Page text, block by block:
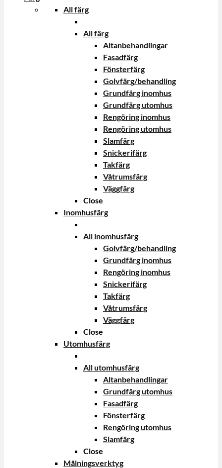
All färg
All färg
Altanbehandlingar
Fasadfärg
Fönsterfärg
Golvfärg/behandling
Grundfärg inomhus
Grundfärg utomhus
Rengöring inomhus
Rengöring utomhus
Slamfärg
Snickerifärg
Takfärg
Våtrumsfärg
Väggfärg
Close
Inomhusfärg
All inomhusfärg
Golvfärg/behandling
Grundfärg inomhus
Rengöring inomhus
Snickerifärg
Takfärg
Våtrumsfärg
Väggfärg
Close
Utomhusfärg
All utomhusfärg
Altanbehandlingar
Grundfärg utomhus
Fasadfärg
Fönsterfärg
Rengöring utomhus
Slamfärg
Close
Målningsverktyg